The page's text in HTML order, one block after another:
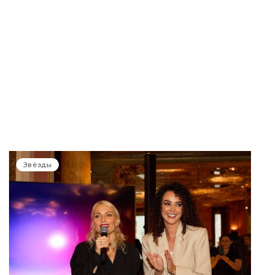
Звёзды